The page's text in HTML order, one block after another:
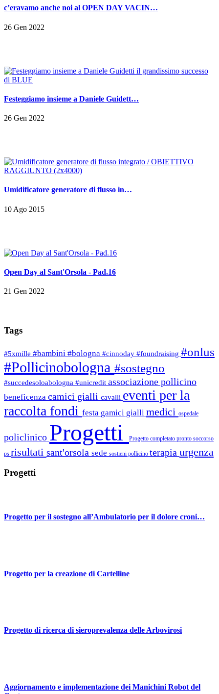
c’eravamo anche noi al OPEN DAY VACIN…
26 Gen 2022
Festeggiamo insieme a Daniele Guidett…
26 Gen 2022
Umidificatore generatore di flusso in…
10 Ago 2015
Open Day al Sant'Orsola - Pad.16
21 Gen 2022
Tags
#5xmille #bambini #bologna #cinnoday #foundraising #onlus
#Pollicinobologna #sostegno
#succedesoloabologna #unicredit associazione pollicino
beneficenza camici gialli cavalli eventi per la
raccolta fondi festa gamici gialli medici ospedale
policlinico Progetti Progetto completato pronto soccorso
ps risultati sant'orsola sede sostieni pollicino terapia urgenza
Progetti
Progetto per il sostegno all’Ambulatorio per il dolore croni…
Progetto per la creazione di Cartelline
Progetto di ricerca di sieroprevalenza delle Arbovirosi
Aggiornamento e implementazione dei Manichini Robot del